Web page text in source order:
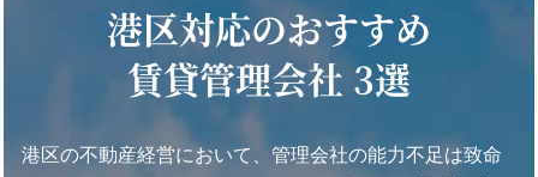
港区対応のおすすめ
賃貸管理会社 3選
港区の不動産経営において、管理会社の能力不足は致命